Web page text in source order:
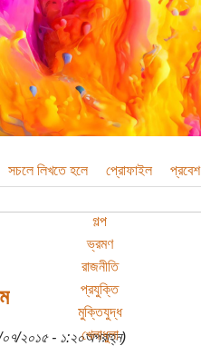
সচলে লিখতে হলে প্রোফাইল প্রবেশ
গল্প
ভ্রমণ
রাজনীতি
প্রযুক্তি
মুক্তিযুদ্ধ
খেলাধুলা
০৭/২০১৫ - ১:২০অপরাহ্ন)